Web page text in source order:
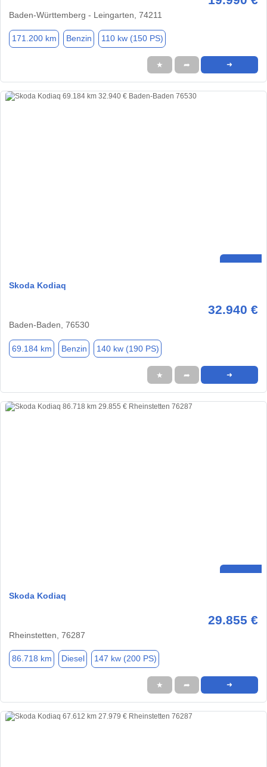
Baden-Württemberg - Leingarten, 74211
171.200 km Benzin 110 kw (150 PS)
★ ➦ ➜
Skoda Kodiaq
32.940 €
Baden-Baden, 76530
69.184 km Benzin 140 kw (190 PS)
★ ➦ ➜
Skoda Kodiaq
29.855 €
Rheinstetten, 76287
86.718 km Diesel 147 kw (200 PS)
★ ➦ ➜